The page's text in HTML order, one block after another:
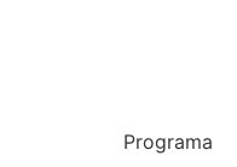
Programa